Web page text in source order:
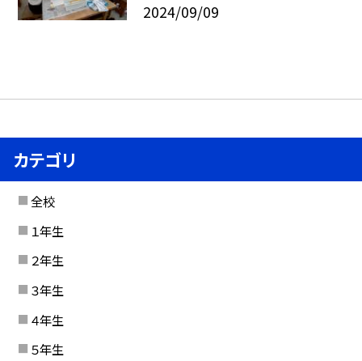
2024/09/09
カテゴリ
全校
１年生
２年生
３年生
４年生
５年生